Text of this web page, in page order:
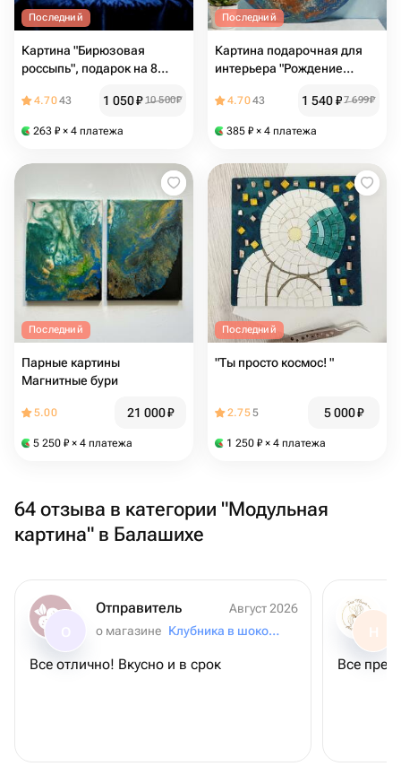
Последний
Картина "Бирюзовая
россыпь", подарок на 8
4.7043 1 050₽ 10 500₽
263 ₽ × 4 платежа
Последний
Картина подарочная для
интерьера "Рождение
4.7043 1 540₽7 699₽
385 ₽ × 4 платежа
Последний
Парные картины
Магнитные бури
5.00 21 000₽
5 250 ₽ × 4 платежа
Последний
"Ты просто космос! "
2.755 5 000₽
1 250 ₽ × 4 платежа
64 отзыва в категории "Модульная
картина" в Балашихе
Отправитель
Август 2026
о магазине
Клубника в шоколаде и зефир
Все отлично! Вкусно и в срок
Н
Все